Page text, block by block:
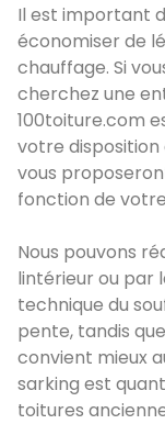
Il est important
économiser de
chauffage. Si
cherchez une
100toiture.com
votre disposition
vous
fonction de
Nous pouvons
lintérieur ou par
technique du
pente, tandis
convient mieux
sarking est
toitures